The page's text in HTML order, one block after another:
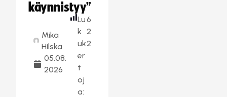
käynnistyy”
Mika
Hilska
05.08.
2026
Lu
k
uk
er
t
oj
a:
6
2
2